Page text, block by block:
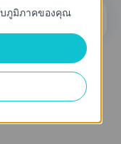
ลงทะเบียน
ภูมิภาคของคุณ